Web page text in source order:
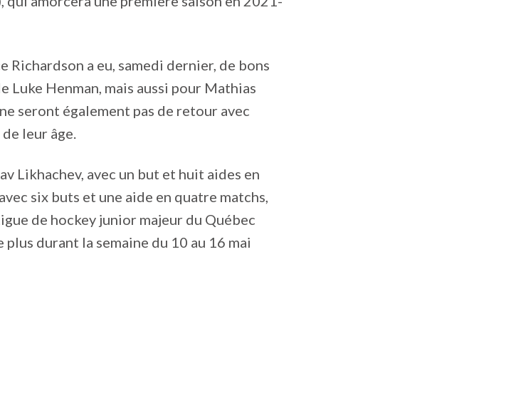
Richardson a eu, samedi dernier, de bons
Luke Henman, mais aussi pour Mathias
seront également pas de retour avec
leur âge.
Likhachev, avec un but et huit aides en
six buts et une aide en quatre matchs,
de hockey junior majeur du Québec
durant la semaine du 10 au 16 mai